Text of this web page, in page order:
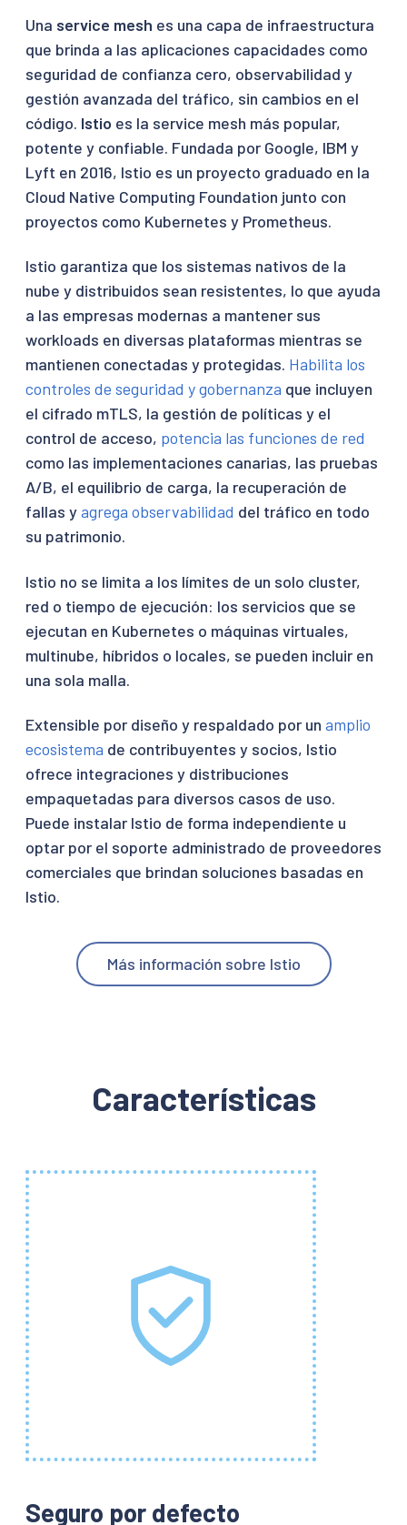
Una service mesh es una capa de infraestructura
que brinda a las aplicaciones capacidades como
seguridad de confianza cero, observabilidad y
gestión avanzada del tráfico, sin cambios en el
código. Istio es la service mesh más popular,
potente y confiable. Fundada por Google, IBM y
Lyft en 2016, Istio es un proyecto graduado en la
Cloud Native Computing Foundation junto con
proyectos como Kubernetes y Prometheus.
Istio garantiza que los sistemas nativos de la
nube y distribuidos sean resistentes, lo que ayuda
a las empresas modernas a mantener sus
workloads en diversas plataformas mientras se
mantienen conectadas y protegidas. Habilita los
controles de seguridad y gobernanza que incluyen
el cifrado mTLS, la gestión de políticas y el
control de acceso, potencia las funciones de red
como las implementaciones canarias, las pruebas
A/B, el equilibrio de carga, la recuperación de
fallas yagrega observabilidad del tráfico en todo
su patrimonio.
Istio no se limita a los límites de un solo cluster,
red o tiempo de ejecución: los servicios que se
ejecutan en Kubernetes o máquinas virtuales,
multinube, híbridos o locales, se pueden incluir en
una sola malla.
Extensible por diseño y respaldado por un amplio
ecosistema de contribuyentes y socios, Istio
ofrece integraciones y distribuciones
empaquetadas para diversos casos de uso.
Puede instalar Istio de forma independiente u
optar por el soporte administrado de proveedores
comerciales que brindan soluciones basadas en
Istio.
Más información sobre Istio
Características
Seguro por defecto